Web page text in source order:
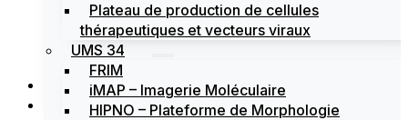
Plateau de production de cellules
thérapeutiques et vecteurs viraux
UMS 34
FRIM
iMAP – Imagerie Moléculaire
HIPNO – Plateforme de Morphologie
Actualités
Évènements